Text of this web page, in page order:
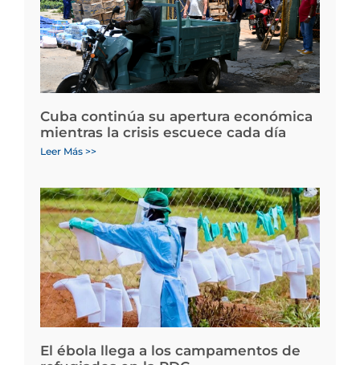
Cuba continúa su apertura económica
mientras la crisis escuece cada día
Leer Más >>
El ébola llega a los campamentos de